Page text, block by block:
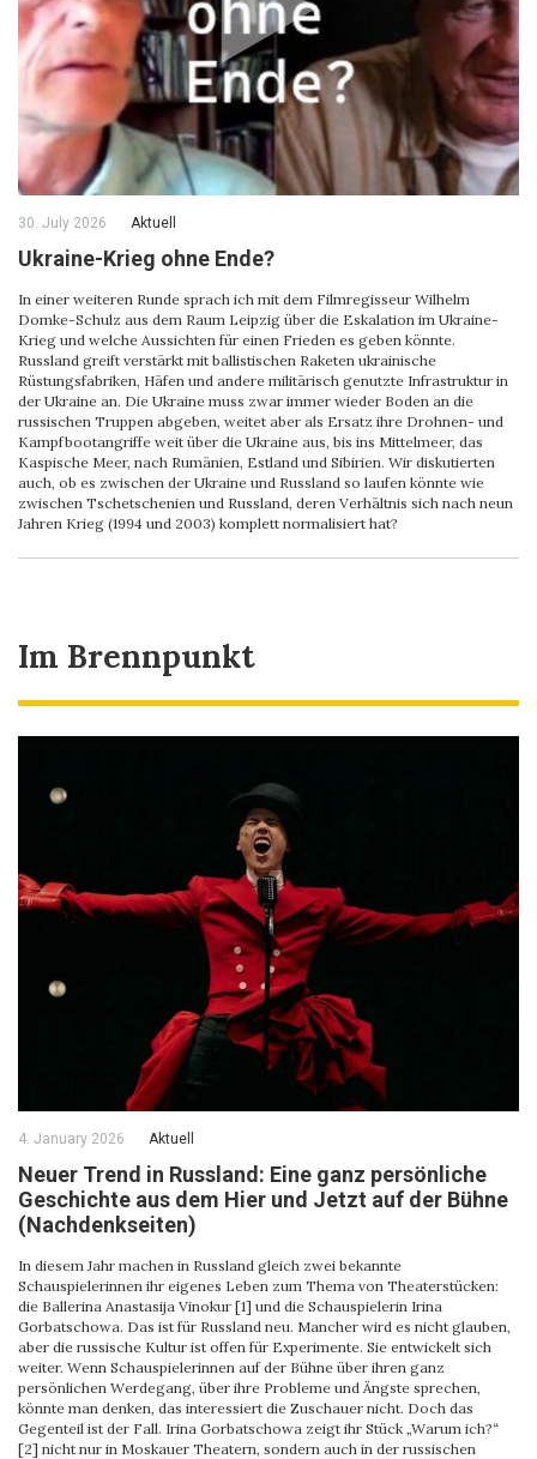
30. July 2026 Aktuell
Ukraine-Krieg ohne Ende?
In einer weiteren Runde sprach ich mit dem Filmregisseur Wilhelm
Domke-Schulz aus dem Raum Leipzig über die Eskalation im Ukraine-
Krieg und welche Aussichten für einen Frieden es geben könnte.
Russland greift verstärkt mit ballistischen Raketen ukrainische
Rüstungsfabriken, Häfen und andere militärisch genutzte Infrastruktur in
der Ukraine an. Die Ukraine muss zwar immer wieder Boden an die
russischen Truppen abgeben, weitet aber als Ersatz ihre Drohnen- und
Kampfbootangriffe weit über die Ukraine aus, bis ins Mittelmeer, das
Kaspische Meer, nach Rumänien, Estland und Sibirien. Wir diskutierten
auch, ob es zwischen der Ukraine und Russland so laufen könnte wie
zwischen Tschetschenien und Russland, deren Verhältnis sich nach neun
Jahren Krieg (1994 und 2003) komplett normalisiert hat?
Im Brennpunkt
4. January 2026 Aktuell
Neuer Trend in Russland: Eine ganz persönliche
Geschichte aus dem Hier und Jetzt auf der Bühne
(Nachdenkseiten)
In diesem Jahr machen in Russland gleich zwei bekannte
Schauspielerinnen ihr eigenes Leben zum Thema von Theaterstücken:
die Ballerina Anastasija Vinokur [1] und die Schauspielerin Irina
Gorbatschowa. Das ist für Russland neu. Mancher wird es nicht glauben,
aber die russische Kultur ist offen für Experimente. Sie entwickelt sich
weiter. Wenn Schauspielerinnen auf der Bühne über ihren ganz
persönlichen Werdegang, über ihre Probleme und Ängste sprechen,
könnte man denken, das interessiert die Zuschauer nicht. Doch das
Gegenteil ist der Fall. Irina Gorbatschowa zeigt ihr Stück „Warum ich?“
[2] nicht nur in Moskauer Theatern, sondern auch in der russischen